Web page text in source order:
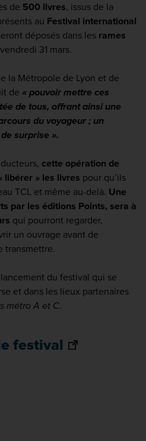
de 500 livres, issus de la
au Festival international
déposés dans les rames
31 mars.
la Métropole de Lyon et de
de « pouvoir mettre ces
de tous, offrant ainsi une
du voyageur ; un
surprise ».
cette opération de
libérer » les livres pour qu’ils
TCL et même au-delà. Une
par les éditions Points, sera à
qui pourront regarder,
un ouvrage avant de
transmettre.
du festival qui se
et dans les lieux partenaires
métro A et C.
festival